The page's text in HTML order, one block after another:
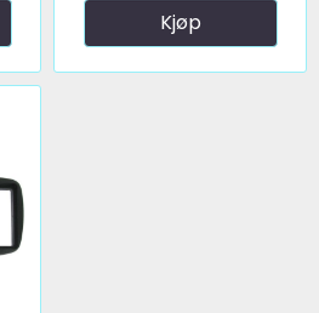
Kjøp